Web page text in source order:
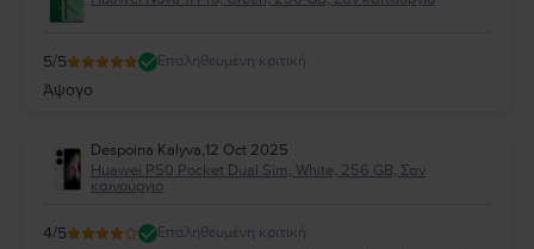
5/5 Επαληθευμένη κριτική
Άψογο
Despoina Kalyva,12 Oct 2025
Huawei P50 Pocket Dual Sim, White, 256 GB, Σαν
καινούργιο
4/5 Επαληθευμένη κριτική